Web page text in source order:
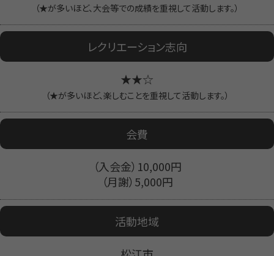
（★が多いほど、大会等での成績を重視して活動します。）
レクリエーション志向
★★☆
（★が多いほど、楽しむことを重視して活動します。）
会費
（入会金）10,000円
（月謝）5,000円
活動地域